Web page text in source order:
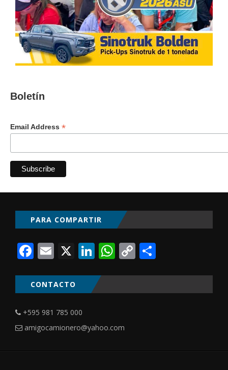
Boletín
Email Address *
PARA COMPARTIR
Facebook
Email
X LinkedIn
WhatsApp
Copy
CONTACTO
+595 981 785 000
amigocamionero@yahoo.com